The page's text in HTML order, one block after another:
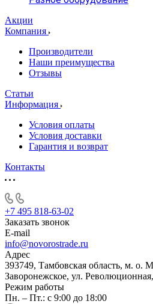
Акции
Компания
Производители
Наши преимущества
Отзывы
Статьи
Информация
Условия оплаты
Условия доставки
Гарантия и возврат
Контакты
+7 495 818-63-02
Заказать звонок
E-mail
info@novorostrade.ru
Адрес
393749, Тамбовская область, м. о.
Заворонежское, ул.
Режим работы
Пн. – Пт.: с 9:00 до 18:00